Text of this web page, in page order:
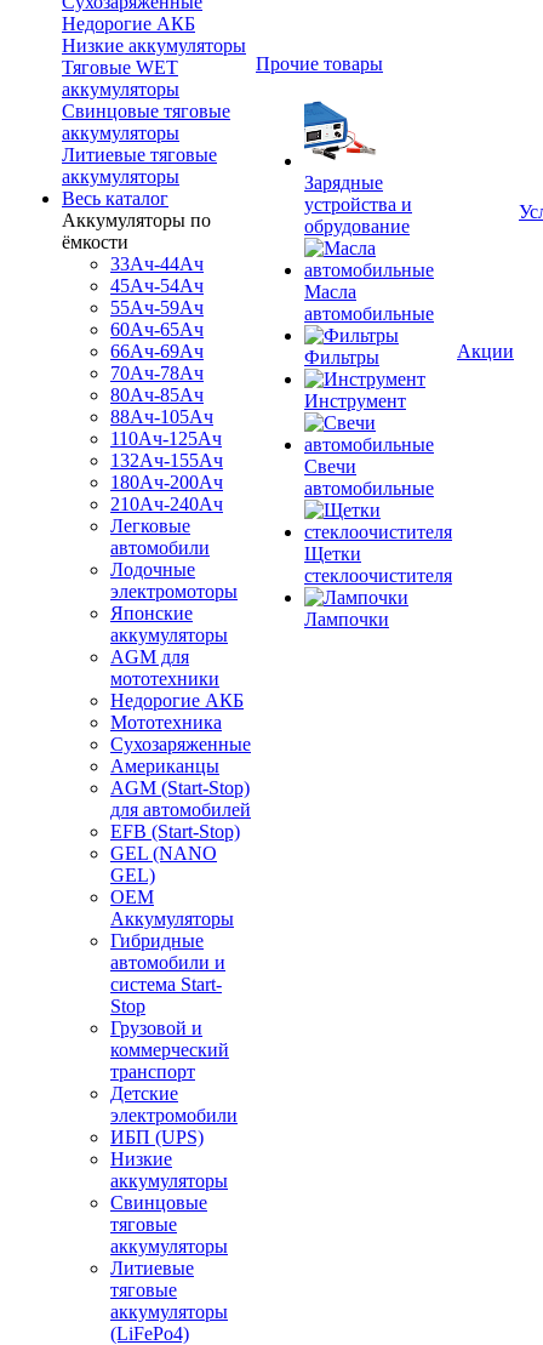
Недорогие АКБ
Низкие аккумуляторы
Тяговые WET
аккумуляторы
Свинцовые тяговые
аккумуляторы
Литиевые тяговые
аккумуляторы
Весь каталог
Аккумуляторы по
ёмкости
33Ач-44Ач
45Ач-54Ач
55Ач-59Ач
60Ач-65Ач
66Ач-69Ач
70Ач-78Ач
80Ач-85Ач
88Ач-105Ач
110Ач-125Ач
132Ач-155Ач
180Ач-200Ач
210Ач-240Ач
Легковые
автомобили
Лодочные
электромоторы
Японские
аккумуляторы
AGM для
мототехники
Недорогие АКБ
Мототехника
Сухозаряженные
Американцы
AGM (Start-Stop)
для автомобилей
EFB (Start-Stop)
GEL (NANO
GEL)
OEM
Аккумуляторы
Гибридные
автомобили и
система Start-
Stop
Грузовой и
коммерческий
транспорт
Детские
электромобили
ИБП (UPS)
Низкие
аккумуляторы
Свинцовые
тяговые
аккумуляторы
Литиевые
тяговые
аккумуляторы
(LiFePo4)
Прочие товары
Зарядные
устройства и
обрудование
Масла
автомобильные
Фильтры
Инструмент
Свечи
автомобильные
Щетки
стеклоочистителя
Лампочки
Акции